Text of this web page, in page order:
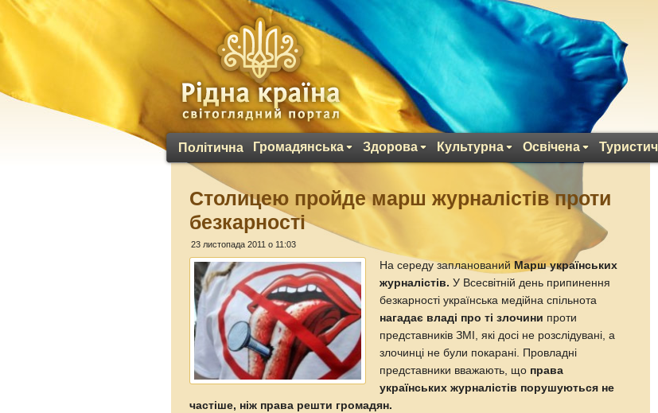
Політична Громадянська Здорова Культурна Освічена
Столицею пройде марш журналістів проти
безкарності
23 листопада 2011 о 11:03
На середу запланований Марш українських
журналістів. У Всесвітній день припинення
безкарності українська медійна спільнота
нагадає владі про ті злочини проти
представників ЗМІ, які досі не розслідувані, а
злочинці не були покарані. Провладні
представники вважають, що права
українських журналістів порушуються не
частіше, ніж права решти громадян.